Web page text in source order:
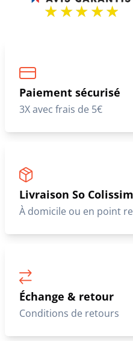
Paiement sécurisé
3X avec frais de 5€
Livraison So
À domicile ou en point
Échange & retour
Conditions de retours